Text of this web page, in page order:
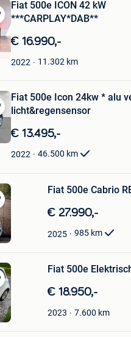
Fiat 500e ICON 42 kW
***CARPLAY*DAB**
€ 16.990,-
2022 11.302 km
Fiat 500e Icon 24kw * alu
licht&regensensor
€ 13.495,-
2022 46.500 km
Fiat 500e Cabrio
€ 27.990,-
2025 985 km
Fiat 500e
€ 18.950,-
2023 7.600 km